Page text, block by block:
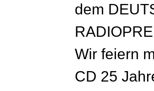
dem
Wir feiern
CD 25